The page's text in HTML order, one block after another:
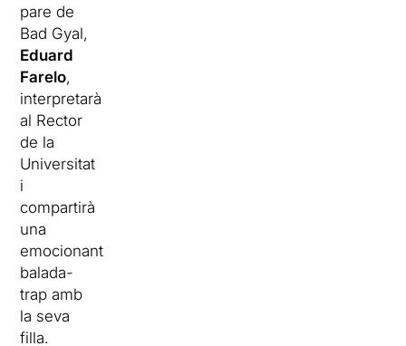
pare de
Bad Gyal,
Eduard
Farelo,
interpretarà
al Rector
de la
Universitat
i
compartirà
una
emocionant
balada-
trap amb
la seva
filla.